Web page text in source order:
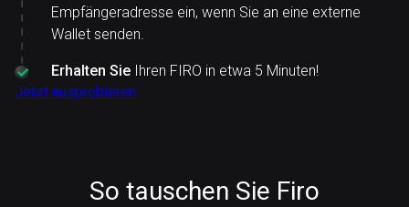
Empfängeradresse ein, wenn Sie an eine externe
Wallet senden.
Erhalten Sie Ihren FIRO in etwa 5 Minuten!
Jetzt ausprobieren
So tauschen Sie Firo